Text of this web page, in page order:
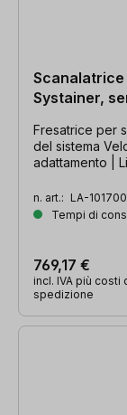
Scanalatrice
Systainer,
Fresatrice per
del sistema
adattamento |
n. art.: LA-
Tempi di
769,17 €
incl. IVA più costi
spedizione